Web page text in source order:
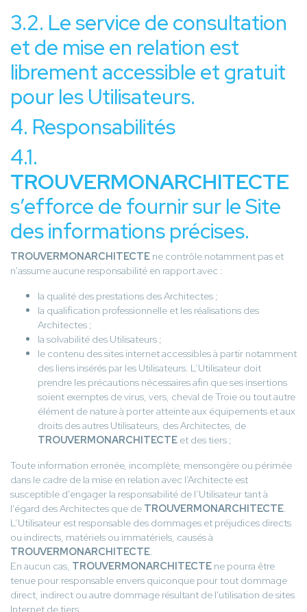
3.2. Le service de consultation
et de mise en relation est
librement accessible et gratuit
pour les Utilisateurs.
4. Responsabilités
4.1.
TROUVERMONARCHITECTE
s’efforce de fournir sur le Site
des informations précises.
TROUVERMONARCHITECTE ne contrôle notamment pas et
n'assume aucune responsabilité en rapport avec :
la qualité des prestations des Architectes ;
la qualification professionnelle et les réalisations des
Architectes ;
la solvabilité des Utilisateurs ;
le contenu des sites internet accessibles à partir notamment
des liens insérés par les Utilisateurs. L’Utilisateur doit
prendre les précautions nécessaires afin que ses insertions
soient exemptes de virus, vers, cheval de Troie ou tout autre
élément de nature à porter atteinte aux équipements et aux
droits des autres Utilisateurs, des Architectes, de
TROUVERMONARCHITECTE et des tiers ;
Toute information erronée, incomplète, mensongère ou périmée
dans le cadre de la mise en relation avec l’Architecte est
susceptible d'engager la responsabilité de l’Utilisateur tant à
l'égard des Architectes que de TROUVERMONARCHITECTE.
L’Utilisateur est responsable des dommages et préjudices directs
ou indirects, matériels ou immatériels, causés à
TROUVERMONARCHITECTE.
En aucun cas, TROUVERMONARCHITECTE ne pourra être
tenue pour responsable envers quiconque pour tout dommage
direct, indirect ou autre dommage résultant de l'utilisation de sites
Internet de tiers.